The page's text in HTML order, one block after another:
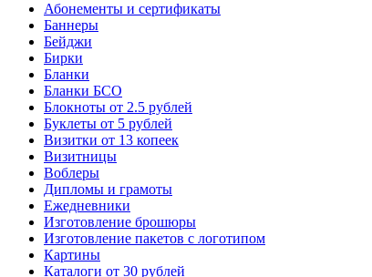
Абонементы и сертификаты
Баннеры
Бейджи
Бирки
Бланки
Бланки БСО
Блокноты от 2.5 рублей
Буклеты от 5 рублей
Визитки от 13 копеек
Визитницы
Воблеры
Дипломы и грамоты
Ежедневники
Изготовление брошюры
Изготовление пакетов с логотипом
Картины
Каталоги от 30 рублей